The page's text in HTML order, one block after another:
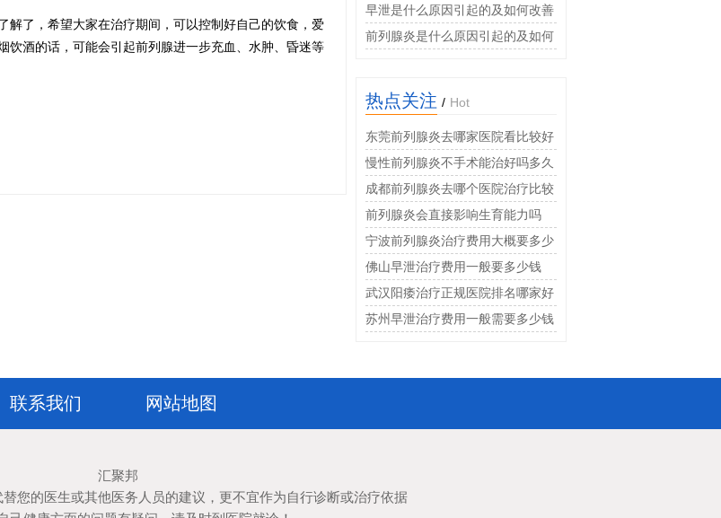
解了，希望大家在治疗期间，可以控制好自己的饮食，爱
饮酒的话，可能会引起前列腺进一步充血、水肿、昏迷等
很常见
早泄是什么原因引起的及如何改善
前列腺炎是什么原因引起的及如何
热点关注 / Hot
东莞前列腺炎去哪家医院看比较好
慢性前列腺炎不手术能治好吗多久
恢复
成都前列腺炎去哪个医院治疗比较
好
前列腺炎会直接影响生育能力吗
宁波前列腺炎治疗费用大概要多少
钱
佛山早泄治疗费用一般要多少钱
武汉阳痿治疗正规医院排名哪家好
苏州早泄治疗费用一般需要多少钱
联系我们 网站地图
汇聚邦
您的医生或其他医务人员的建议，更不宜作为自行诊断或治疗依据